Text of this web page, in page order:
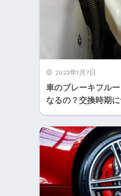
2022年1月7日
車のブレーキフル
なるの？交換時期